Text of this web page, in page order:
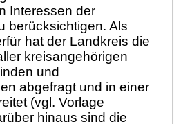
Interessen der
berücksichtigen. Als
hat der Landkreis die
kreisangehörigen
und
abgefragt und in einer
(vgl. Vorlage
hinaus sind die